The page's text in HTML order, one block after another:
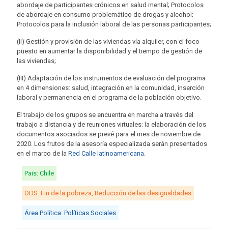
abordaje de participantes crónicos en salud mental; Protocolos
de abordaje en consumo problemático de drogas y alcohol;
Protocolos para la inclusión laboral de las personas participantes;
(II) Gestión y provisión de las viviendas vía alquiler, con el foco
puesto en aumentar la disponibilidad y el tiempo de gestión de
las viviendas;
(III) Adaptación de los instrumentos de evaluación del programa
en 4 dimensiones: salud, integración en la comunidad, inserción
laboral y permanencia en el programa de la población objetivo.
El trabajo de los grupos se encuentra en marcha a través del
trabajo a distancia y de reuniones virtuales: la elaboración de los
documentos asociados se prevé para el mes de noviembre de
2020. Los frutos de la asesoría especializada serán presentados
en el marco de la Red Calle latinoamericana.
Pais: Chile
ODS: Fin de la pobreza, Reducción de las desigualdades
Área Política: Políticas Sociales